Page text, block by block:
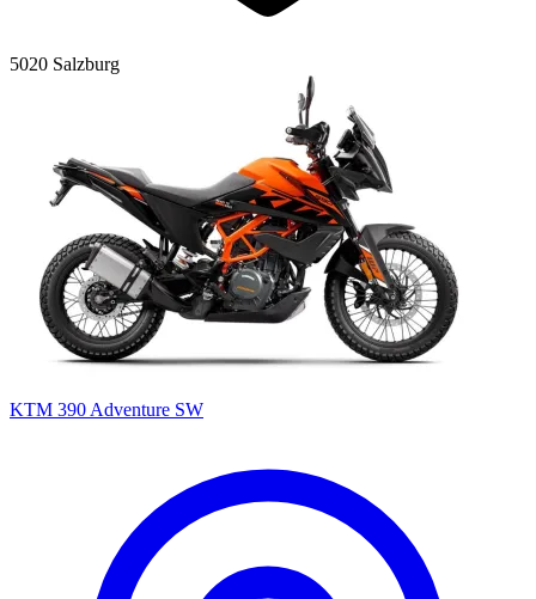
5020 Salzburg
KTM 390 Adventure SW